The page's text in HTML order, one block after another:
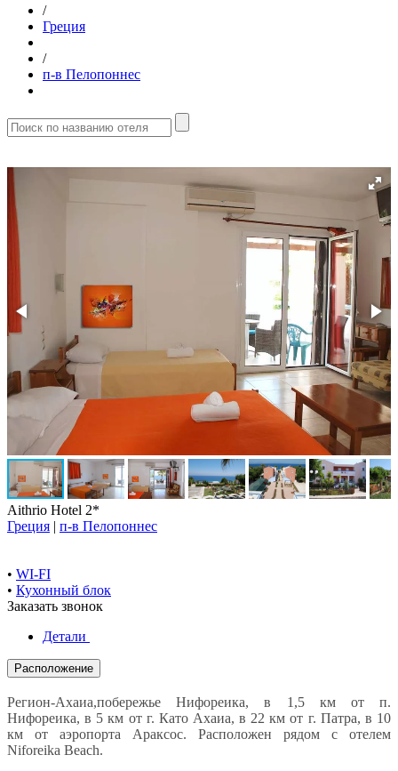
/
Греция
/
п-в Пелопоннес
Aithrio Hotel 2*
Греция | п-в Пелопоннес
• WI-FI
• Кухонный блок
Заказать звонок
Детали
Расположение
Регион-Ахаиа,побережье Нифореика, в 1,5 км от п.
Нифореика, в 5 км от г. Като Ахаиа, в 22 км от г. Патра, в 10
км от аэропорта Араксос. Расположен рядом с отелем
Niforeika Beach.